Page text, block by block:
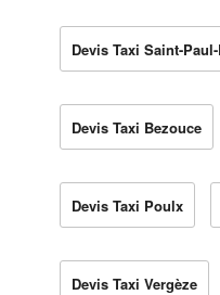
Devis Taxi Saint-
Devis Taxi Bezouce
Devis Taxi Poulx
Devis Taxi Vergèze